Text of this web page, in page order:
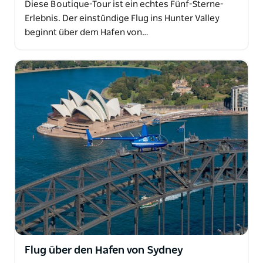
Diese Boutique-Tour ist ein echtes Fünf-Sterne-
Erlebnis. Der einstündige Flug ins Hunter Valley
beginnt über dem Hafen von…
Flug über den Hafen von Sydney